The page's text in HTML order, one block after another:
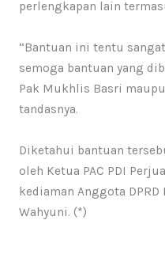
perlengkapan lain
“Bantuan ini tentu
semoga bantuan yang
Pak Mukhlis Basri
tandasnya.
Diketahui bantuan
oleh Ketua PAC PDI
kediaman Anggota
Wahyuni. (*)